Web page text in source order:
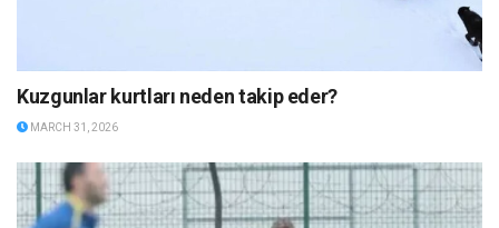
Kuzgunlar kurtları neden takip eder?
MARCH 31, 2026